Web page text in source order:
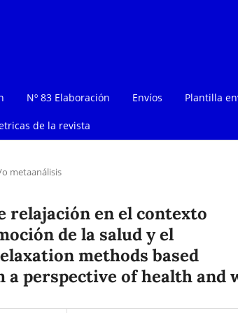
Nº 83 Elaboración Envíos Plantilla
de la revista
metaanálisis
relajación en el contexto
de la salud y el
methods based
perspective of health and